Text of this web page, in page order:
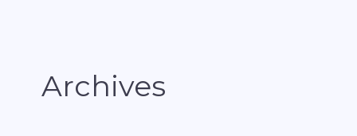
Archives